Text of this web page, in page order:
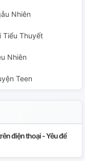
Nhiên
Tiểu Thuyết
Nhiên
Teen
điện thoại - Yêu để